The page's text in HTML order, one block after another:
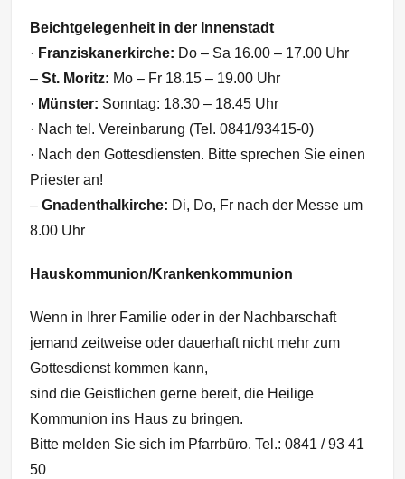
Beichtgelegenheit in der Innenstadt
· Franziskanerkirche: Do – Sa 16.00 – 17.00 Uhr
–St. Moritz: Mo – Fr 18.15 – 19.00 Uhr
· Münster: Sonntag: 18.30 – 18.45 Uhr
· Nach tel. Vereinbarung (Tel. 0841/93415-0)
· Nach den Gottesdiensten. Bitte sprechen Sie einen
Priester an!
–Gnadenthalkirche: Di, Do, Fr nach der Messe um
8.00 Uhr
Hauskommunion/Krankenkommunion
Wenn in Ihrer Familie oder in der Nachbarschaft
jemand zeitweise oder dauerhaft nicht mehr zum
Gottesdienst kommen kann,
sind die Geistlichen gerne bereit, die Heilige
Kommunion ins Haus zu bringen.
Bitte melden Sie sich im Pfarrbüro. Tel.: 0841 / 93 41
50